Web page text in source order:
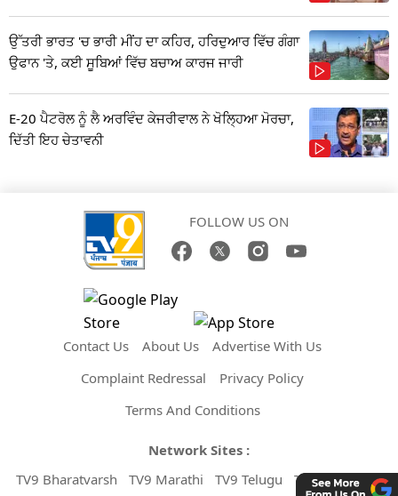
ਉੱਤਰੀ ਭਾਰਤ 'ਚ ਭਾਰੀ ਮੀਂਹ ਦਾ ਕਹਿਰ, ਹਰਿਦੁਆਰ ਵਿੱਚ ਗੰਗਾ
ਉਫਾਨ 'ਤੇ, ਕਈ ਸੂਬਿਆਂ ਵਿੱਚ ਬਚਾਅ ਕਾਰਜ ਜਾਰੀ
E-20 ਪੈਟਰੋਲ ਨੂੰ ਲੈ ਅਰਵਿੰਦ ਕੇਜਰੀਵਾਲ ਨੇ ਖੋਲ੍ਹਿਆ ਮੋਰਚਾ,
ਦਿੱਤੀ ਇਹ ਚੇਤਾਵਨੀ
FOLLOW US ON
Contact Us About Us
Advertise With Us
Complaint Redressal
Privacy Policy
Terms And Conditions
Network Sites :
TV9 Bharatvarsh
TV9 Marathi TV9 Telugu TV9 Kannada